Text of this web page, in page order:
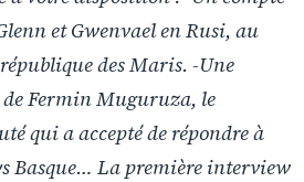
et Gwenvael en Rusi, au
des Maris. -Une
Fermin Muguruza, le
qui a accepté de répondre à
Basque… La première interview